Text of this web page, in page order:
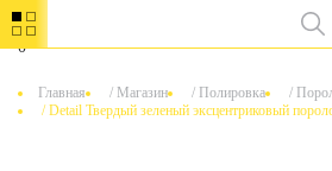
0
Главная / Магазин / Полировка /
/Detail Твердый зеленый эксцентриковый